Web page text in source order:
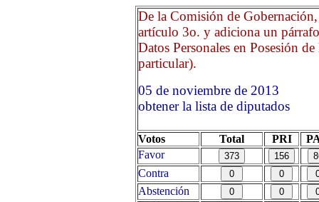
De la Comisión de
artículo 3o. y adiciona un
Datos Personales en Posesión
particular).
05 de noviembre de
obtener la lista de diputados
Votos Total PRI
Favor
Contra
Abstención